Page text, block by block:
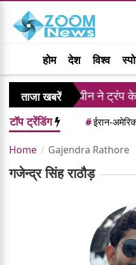
होम देश विश्व
ताजा खबरें
चीन ने ट्रंप के टैरिफ
टॉप ट्रेंडिंग #ईरान-
Home Gajendra Rathore
गजेन्द्र सिंह राठौड़